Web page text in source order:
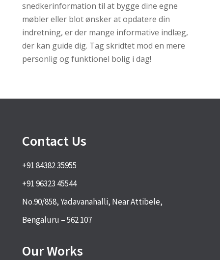
snedkerinformation til at bygge dine egne
møbler eller blot ønsker at opdatere din
indretning, er der mange informative indlæg,
der kan guide dig. Tag skridtet mod en mere
personlig og funktionel bolig i dag!
Contact Us
+91 84382 35955
+91 96323 45544
No.90/858, Yadavanahalli, Near Attibele,
Bengaluru – 562 107
Our Works